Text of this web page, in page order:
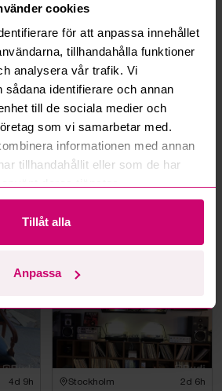
cookies
för att anpassa innehållet
tillhandahålla funktioner
analysera vår trafik. Vi
sådana identifierare och annan
till de sociala medier och
som vi samarbetar med.
informationen med annan
tillhandahållit eller som de har
Tillåt alla
Anpassa
4 karmstolar, trä, svart
4d 9h Stockholm 2d 6h